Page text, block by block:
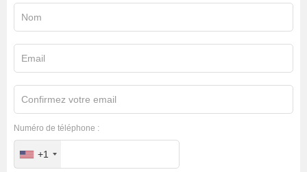
Nom
Email
Confirmez votre email
Numéro de téléphone :
+1